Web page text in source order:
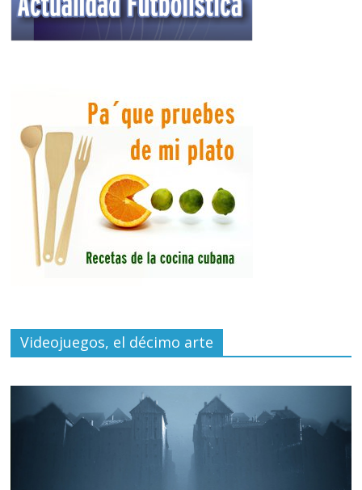
Videojuegos, el décimo arte